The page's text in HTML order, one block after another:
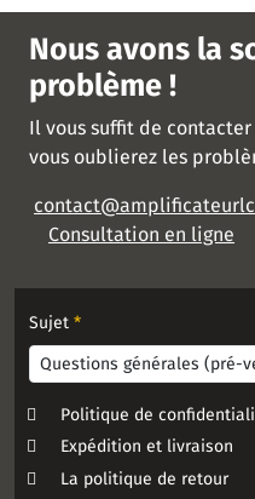
Nous avons la
problème !
Il vous suffit de
vous oublierez les
Consultation en ligne
Sujet *
Politique de
Expédition et livraison
La politique de retour